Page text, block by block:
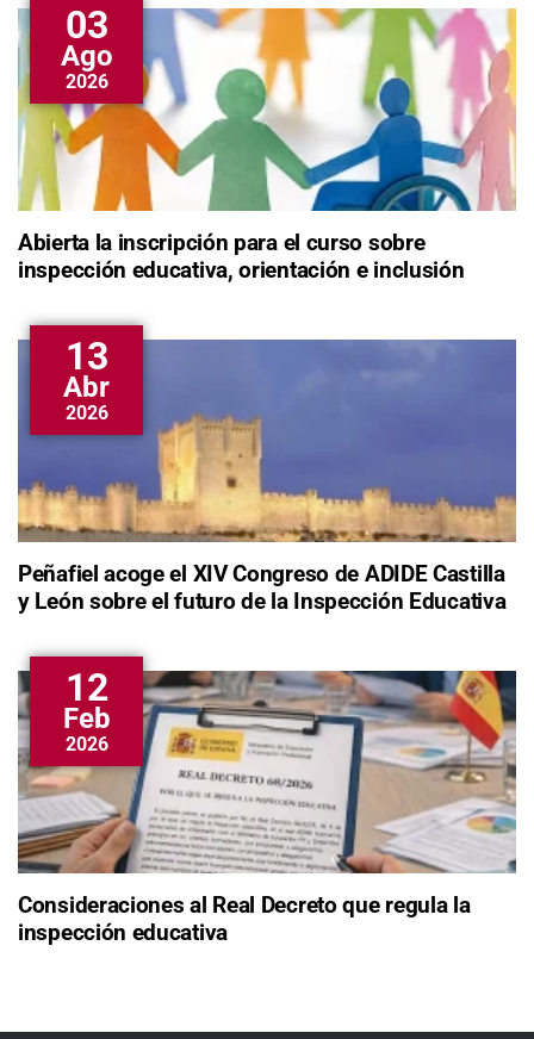
03
Ago
2026
Abierta la inscripción para el curso sobre
inspección educativa, orientación e inclusión
13
Abr
2026
Peñafiel acoge el XIV Congreso de ADIDE Castilla
y León sobre el futuro de la Inspección Educativa
12
Feb
2026
Consideraciones al Real Decreto que regula la
inspección educativa